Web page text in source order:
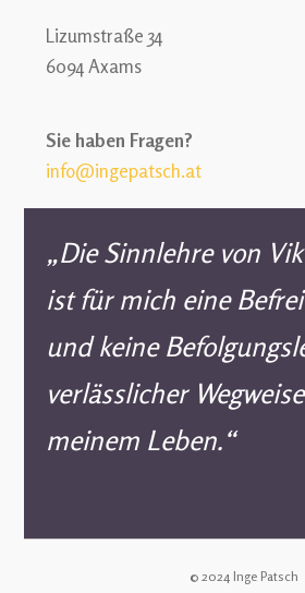
Lizumstraße 34
6094 Axams
Sie haben Fragen?
info@ingepatsch.at
„Die Sinnlehre von
ist für mich eine
und keine
verlässlicher
meinem Leben.“
© 2024 Inge Patsch